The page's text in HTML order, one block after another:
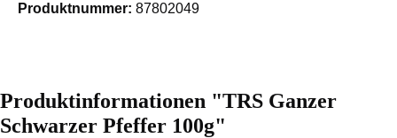
Produktnummer: 87802049
Produktinformationen "TRS Ganzer
Schwarzer Pfeffer 100g"